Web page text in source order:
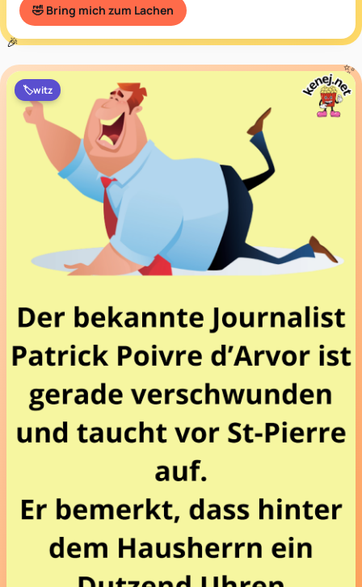
🤣 Bring mich zum Lachen
🏷️witz